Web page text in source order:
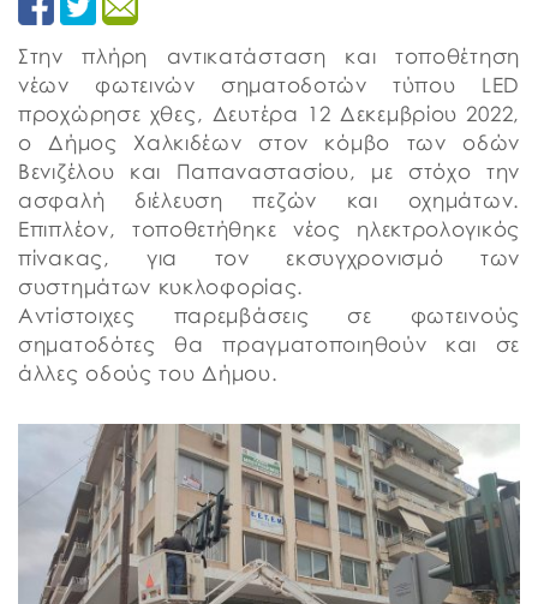
Στην πλήρη αντικατάσταση και τοποθέτηση
νέων φωτεινών σηματοδοτών τύπου LED
προχώρησε χθες, Δευτέρα 12 Δεκεμβρίου 2022,
ο Δήμος Χαλκιδέων στον κόμβο των οδών
Βενιζέλου και Παπαναστασίου, με στόχο την
ασφαλή διέλευση πεζών και οχημάτων.
Επιπλέον, τοποθετήθηκε νέος ηλεκτρολογικός
πίνακας, για τον εκσυγχρονισμό των
συστημάτων κυκλοφορίας.
Αντίστοιχες παρεμβάσεις σε φωτεινούς
σηματοδότες θα πραγματοποιηθούν και σε
άλλες οδούς του Δήμου.